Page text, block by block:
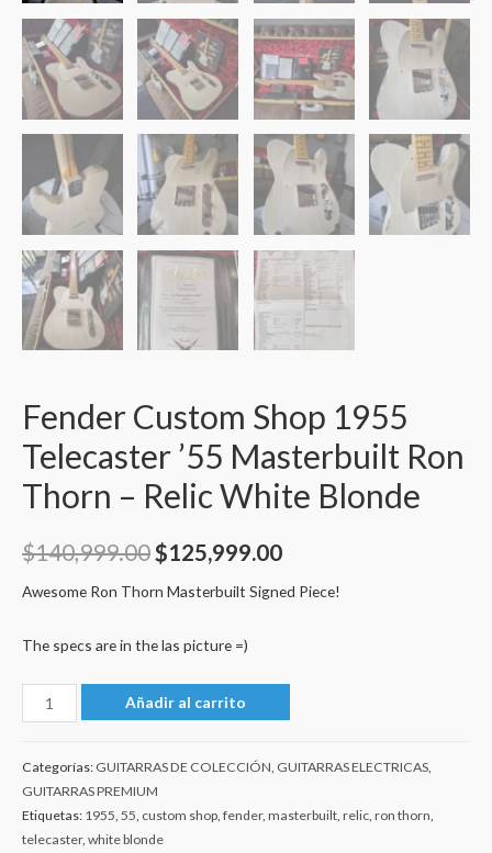
Fender Custom Shop 1955
Telecaster ’55 Masterbuilt Ron
Thorn – Relic White Blonde
$140,999.00 $125,999.00
Awesome Ron Thorn Masterbuilt Signed Piece!
The specs are in the las picture =)
Fender
Custom
Telecaster
'55
Añadir al carrito
Categorías: GUITARRAS DE COLECCIÓN, GUITARRAS ELECTRICAS,
GUITARRAS PREMIUM
Etiquetas: 1955, 55, custom shop, fender, masterbuilt, relic, ron thorn,
telecaster, white blonde